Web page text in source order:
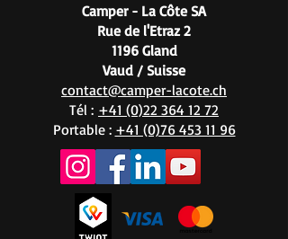
Camper - La Côte SA
Rue de l'Etraz 2
1196 Gland
Vaud / Suisse
contact@camper-lacote.ch
Tél : +41 (0)22 364 12 72
Portable : +41 (0)76 453 11 96